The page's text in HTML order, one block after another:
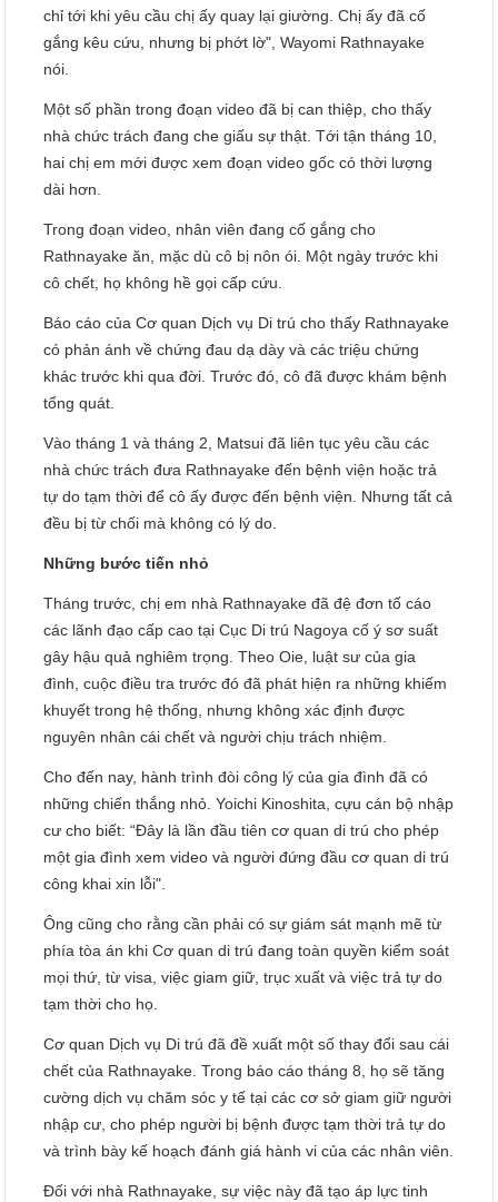
chỉ tới khi yêu cầu chị ấy quay lại giường. Chị ấy đã cố
gắng kêu cứu, nhưng bị phớt lờ", Wayomi Rathnayake
nói.
Một số phần trong đoạn video đã bị can thiệp, cho thấy
nhà chức trách đang che giấu sự thật. Tới tận tháng 10,
hai chị em mới được xem đoạn video gốc có thời lượng
dài hơn.
Trong đoạn video, nhân viên đang cố gắng cho
Rathnayake ăn, mặc dù cô bị nôn ói. Một ngày trước khi
cô chết, họ không hề gọi cấp cứu.
Báo cáo của Cơ quan Dịch vụ Di trú cho thấy Rathnayake
có phản ánh về chứng đau dạ dày và các triệu chứng
khác trước khi qua đời. Trước đó, cô đã được khám bệnh
tổng quát.
Vào tháng 1 và tháng 2, Matsui đã liên tục yêu cầu các
nhà chức trách đưa Rathnayake đến bệnh viện hoặc trả
tự do tạm thời để cô ấy được đến bệnh viện. Nhưng tất cả
đều bị từ chối mà không có lý do.
Những bước tiến nhỏ
Tháng trước, chị em nhà Rathnayake đã đệ đơn tố cáo
các lãnh đạo cấp cao tại Cục Di trú Nagoya cố ý sơ suất
gây hậu quả nghiêm trọng. Theo Oie, luật sư của gia
đình, cuộc điều tra trước đó đã phát hiện ra những khiếm
khuyết trong hệ thống, nhưng không xác định được
nguyên nhân cái chết và người chịu trách nhiệm.
Cho đến nay, hành trình đòi công lý của gia đình đã có
những chiến thắng nhỏ. Yoichi Kinoshita, cựu cán bộ nhập
cư cho biết: “Đây là lần đầu tiên cơ quan di trú cho phép
một gia đình xem video và người đứng đầu cơ quan di trú
công khai xin lỗi".
Ông cũng cho rằng cần phải có sự giám sát mạnh mẽ từ
phía tòa án khi Cơ quan di trú đang toàn quyền kiểm soát
mọi thứ, từ visa, việc giam giữ, trục xuất và việc trả tự do
tạm thời cho họ.
Cơ quan Dịch vụ Di trú đã đề xuất một số thay đổi sau cái
chết của Rathnayake. Trong báo cáo tháng 8, họ sẽ tăng
cường dịch vụ chăm sóc y tế tại các cơ sở giam giữ người
nhập cư, cho phép người bị bệnh được tạm thời trả tự do
và trình bày kế hoạch đánh giá hành vi của các nhân viên.
Đối với nhà Rathnayake, sự việc này đã tạo áp lực tinh